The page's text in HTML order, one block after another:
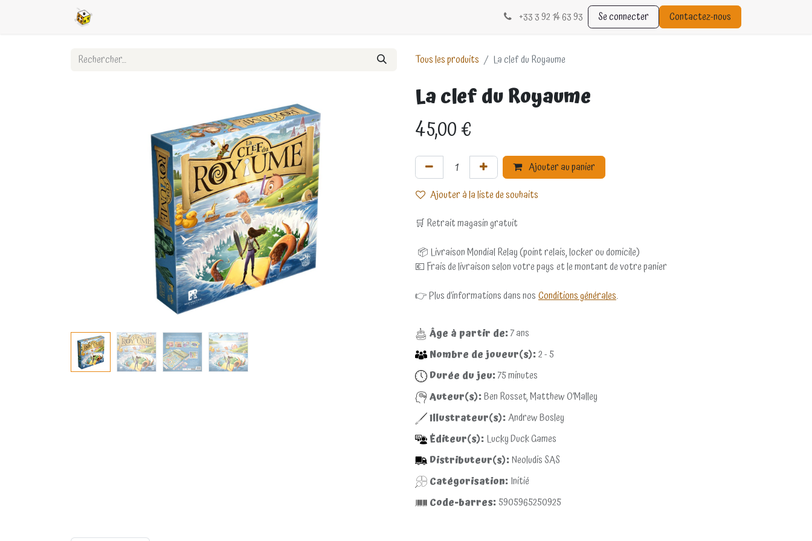
+33 3 92 14 63 93 Se connecter Contactez-nous
Tous les produits La clef du Royaume
La clef du Royaume
45,00€
Ajouter au panier
Ajouter à la liste de souhaits
🛒 Retrait magasin gratuit
📦 Livraison Mondial Relay (point relais, locker ou domicile)
💶 Frais de livraison selon votre pays et le montant de votre panier
👉 Plus d’informations dans nosConditions générales.
Âge à partir de:7ans
Nombre de joueur(s):2 - 5
Durée du jeu:75minutes
Auteur(s):Ben Rosset, Matthew O’Malley
Illustrateur(s):Andrew Bosley
Éditeur(s):Lucky Duck Games
Distributeur(s):Neoludis SAS
Catégorisation:Initié
Code-barres:5905965250925